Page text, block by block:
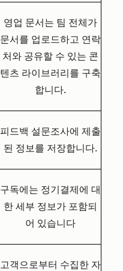
영업 문서는 팀 전체가
문서를 업로드하고 연락
처와 공유할 수 있는 콘
텐츠 라이브러리를 구축
합니다.
피드백 설문조사에 제출
된 정보를 저장합니다.
구독에는 정기결제에 대
한 세부 정보가 포함되
어 있습니다
고객으로부터 수집한 자